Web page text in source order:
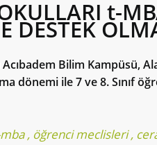
t-
DESTEK
Acıbadem Bilim Kampüsü,
dönemi ile 7 ve 8. Sınıf
, öğrenci meclisleri,